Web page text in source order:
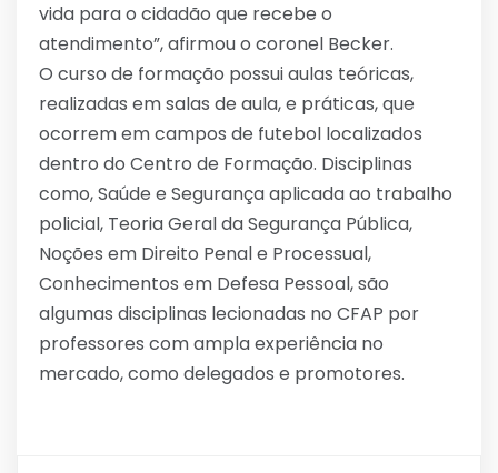
vida para o cidadão que recebe o
atendimento”, afirmou o coronel Becker.
O curso de formação possui aulas teóricas,
realizadas em salas de aula, e práticas, que
ocorrem em campos de futebol localizados
dentro do Centro de Formação. Disciplinas
como, Saúde e Segurança aplicada ao trabalho
policial, Teoria Geral da Segurança Pública,
Noções em Direito Penal e Processual,
Conhecimentos em Defesa Pessoal, são
algumas disciplinas lecionadas no CFAP por
professores com ampla experiência no
mercado, como delegados e promotores.